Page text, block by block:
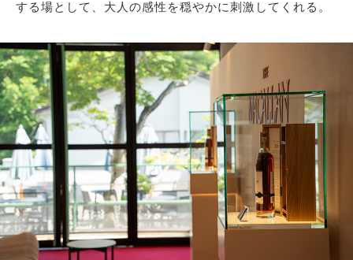
する場として、大人の感性を穏やかに刺激してくれる。